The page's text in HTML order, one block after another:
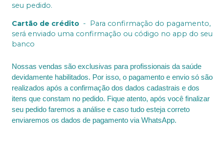
seu pedido.
Cartão de crédito - Para confirmação do pagamento,
será enviado uma confirmação ou código no app do seu
banco
Nossas vendas são exclusivas para profissionais da saúde
devidamente habilitados. Por isso, o pagamento e envio só são
realizados após a confirmação dos dados cadastrais e dos
itens que constam no pedido. Fique atento, após você finalizar
seu pedido faremos a análise e caso tudo esteja correto
enviaremos os dados de pagamento via WhatsApp.